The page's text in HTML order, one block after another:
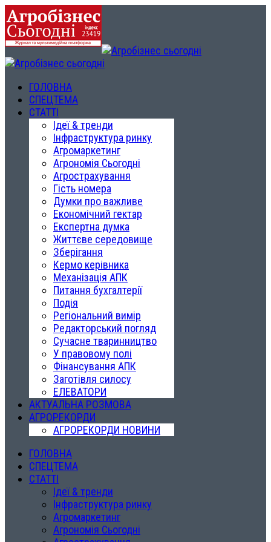
ГОЛОВНА
СПЕЦТЕМА
СТАТТІ
Ідеї & тренди
Інфраструктура ринку
Агромаркетинг
Агрономія Сьогодні
Агрострахування
Гість номера
Думки про важливе
Економічний гектар
Експертна думка
Життєве середовище
Зберігання
Кермо керівника
Механізація АПК
Питання бухгалтерії
Подія
Регіональний вимір
Редакторський погляд
Сучасне тваринництво
У правовому полі
Фінансування АПК
Заготівля силосу
ЕЛЕВАТОРИ
АКТУАЛЬНА РОЗМОВА
АГРОРЕКОРДИ
АГРОРЕКОРДИ НОВИНИ
ГОЛОВНА
СПЕЦТЕМА
СТАТТІ
Ідеї & тренди
Інфраструктура ринку
Агромаркетинг
Агрономія Сьогодні